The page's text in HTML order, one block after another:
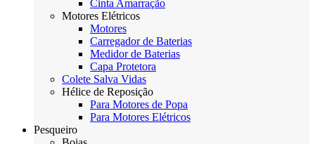
Cinta Amarração
Motores Elétricos
Motores
Carregador de Baterias
Medidor de Baterias
Capa Protetora
Colete Salva Vidas
Hélice de Reposição
Para Motores de Popa
Para Motores Elétricos
Pesqueiro